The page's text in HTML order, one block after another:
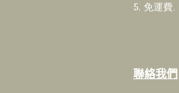
5. 免運費.
聯絡我們